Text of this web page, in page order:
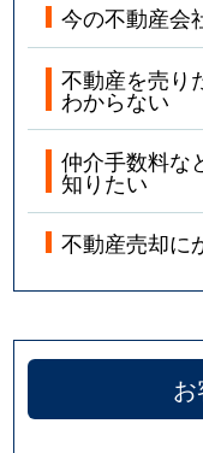
今の不動産会
不動産を売り
わからない
仲介手数料な
知りたい
不動産売却に